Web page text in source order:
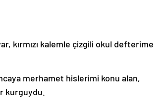
kırmızı kalemle çizgili okul defterime
merhamet hislerimi konu alan,
kurguydu.